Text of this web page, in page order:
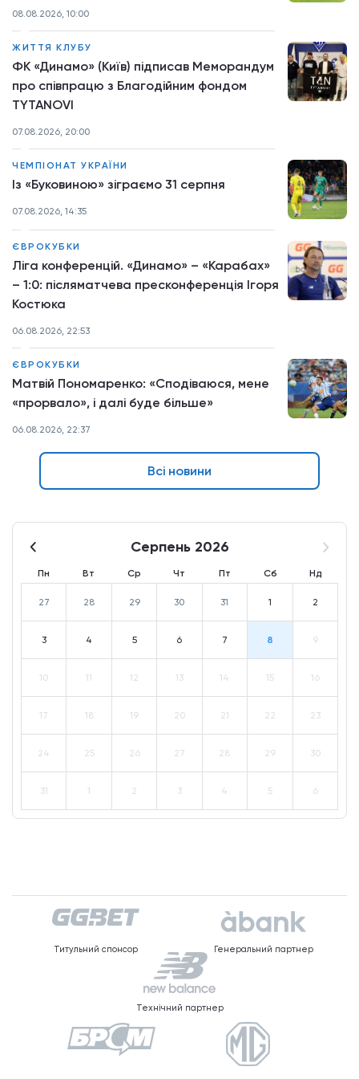
08.08.2026, 10:00
ЖИТТЯ КЛУБУ
ФК «Динамо» (Київ) підписав Меморандум
про співпрацю з Благодійним фондом
TYTANOVI
07.08.2026, 20:00
ЧЕМПІОНАТ УКРАЇНИ
Із «Буковиною» зіграємо 31 серпня
07.08.2026, 14:35
ЄВРОКУБКИ
Ліга конференцій. «Динамо» – «Карабах»
– 1:0: післяматчева пресконференція Ігоря
Костюка
06.08.2026, 22:53
ЄВРОКУБКИ
Матвій Пономаренко: «Сподіваюся, мене
«прорвало», і далі буде більше»
06.08.2026, 22:37
Всі новини
Серпень 2026
Пн Вт Ср Чт Пт Сб Нд
27 28 29 30 31 1 2
3 4 5 6 7 8 9
10 11 12 13 14 15 16
17 18 19 20 21 22 23
24 25 26 27 28 29 30
31 1 2 3 4 5 6
Титульний спонсор Генеральний партнер
Технічний партнер